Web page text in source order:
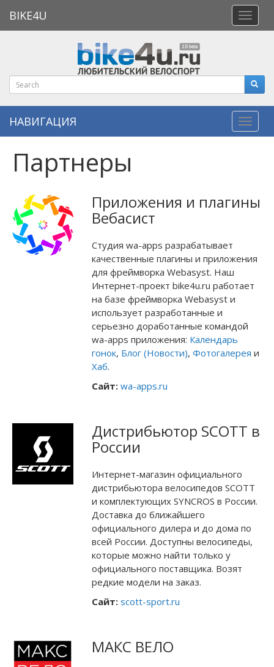
меню
BIKE4U
НАВИГАЦИЯ
Партнеры
Приложения и плагины
Вебасист
Студия wa-apps разрабатывает
качественные плагины и приложения
для фреймворка Webasyst. Наш
Интернет-проект bike4u.ru работает
на базе фреймворка Webasyst и
использует разработанные и
серьезно доработанные командой
wa-apps приложения: Календарь
гонок, Блог (Новости), Фотогалерея и
Хаб.
Сайт: wa-apps.ru
Дистрибьютор SCOTT в
России
Интернет-магазин официального
дистрибьютора велосипедов SCOTT
и комплектующих SYNCROS в России.
Доставка до ближайшего
официального дилера и до дома по
всей России. Доступны велосипеды,
которые можно найти только у
официального поставщика. Возят
редкие модели на заказ.
Сайт: scott-sport.ru
МАКС ВЕЛО